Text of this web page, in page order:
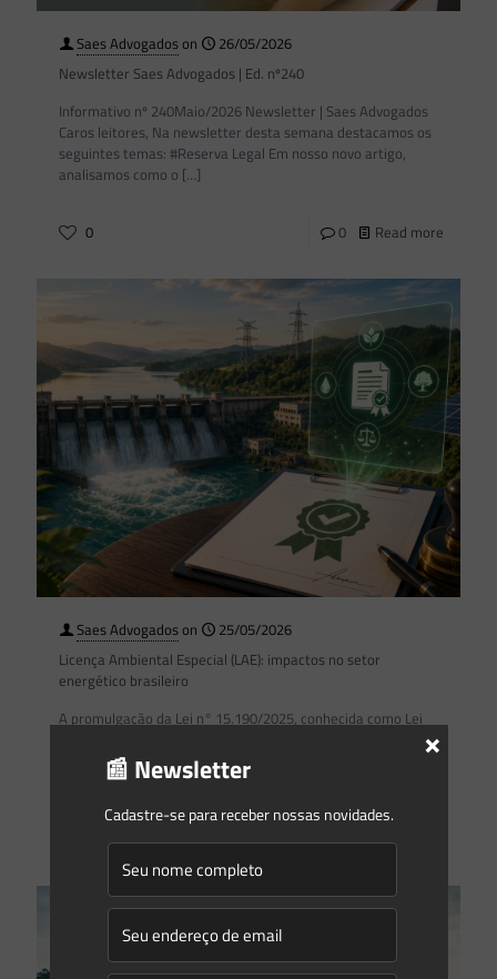
Saes Advogadoson
26/05/2026
Newsletter Saes Advogados | Ed. nº240
Informativo nº 240Maio/2026 Newsletter | Saes Advogados
Caros leitores, Na newsletter desta semana destacamos os
seguintes temas: #Reserva Legal Em nosso novo artigo,
analisamos como o […]
0 0 Read more
Saes Advogadoson
25/05/2026
Licença Ambiental Especial (LAE): impactos no setor
energético brasileiro
A promulgação da Lei n° 15.190/2025, conhecida como Lei
das transformações mais relevantes no âmbito do Direito
Ambiental brasileiro,[…]
0 Read more
📰 Newsletter
Cadastre-se para receber nossas novidades.
×